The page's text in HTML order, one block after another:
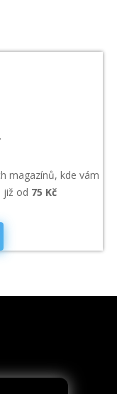
magazínů, kde vám
již od 75 Kč